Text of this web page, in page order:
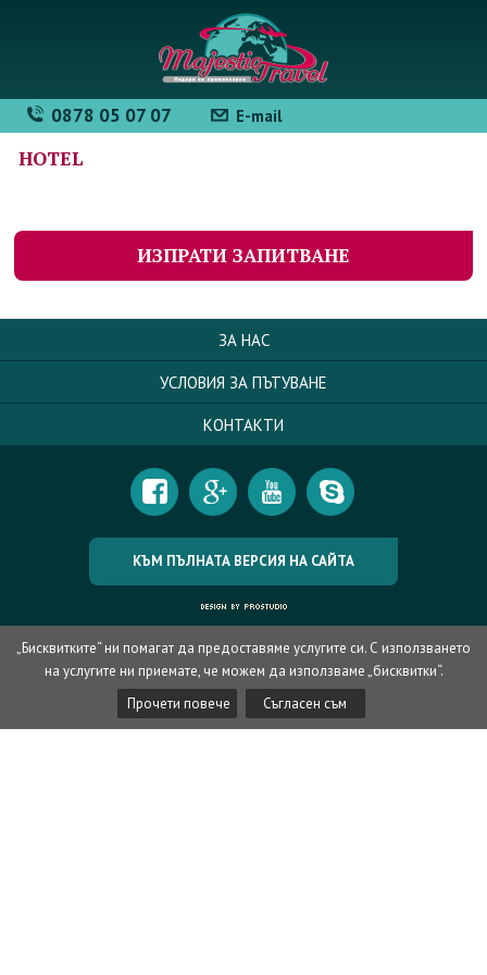
0878 05 07 07 E-mail
HOTEL
ИЗПРАТИ ЗАПИТВАНЕ
ЗА НАС
УСЛОВИЯ ЗА ПЪТУВАНЕ
КОНТАКТИ
КЪМ ПЪЛНАТА ВЕРСИЯ НА САЙТА
„Бисквитките“ ни помагат да предоставяме услугите си. С използването
на услугите ни приемате, че можем да използваме „бисквитки“.
Прочети повече
Съгласен съм